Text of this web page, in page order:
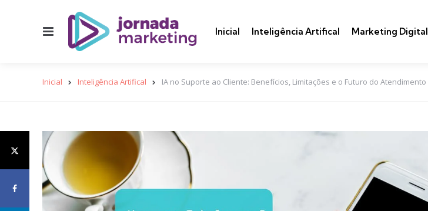
Inicial Inteligência Artifical Marketing Digital
Inicial Inteligência Artifical IA no Suporte ao Cliente: Benefícios, Limitações e o Futuro do Atendimento